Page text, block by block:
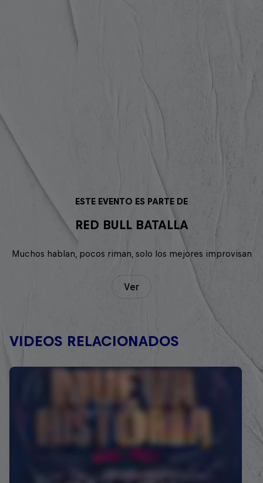
ESTE EVENTO ES PARTE DE
RED BULL BATALLA
Muchos hablan, pocos riman, solo los mejores improvisan
Ver
VIDEOS RELACIONADOS